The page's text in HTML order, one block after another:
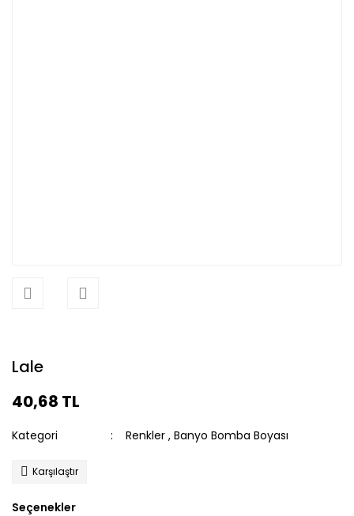
Lale
40,68 TL
Kategori Renkler ,Banyo Bomba Boyası
Karşılaştır
Seçenekler